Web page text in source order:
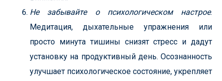
Не забывайте о психологическом настрое.
Медитация, дыхательные упражнения или
просто минута тишины снизят стресс и дадут
установку на продуктивный день. Осознанность
улучшает психологическое состояние, укрепляет